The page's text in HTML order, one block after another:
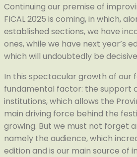
Continuing our premise of
FICAL 2025 is coming, in which,
established sections, we have
ones, while we have next year’s
which will undoubtedly be
In this spectacular growth of our
fundamental factor: the support
institutions, which allows the
main driving force behind the
growing. But we must not forget
namely the audience, which
edition and is our main source of